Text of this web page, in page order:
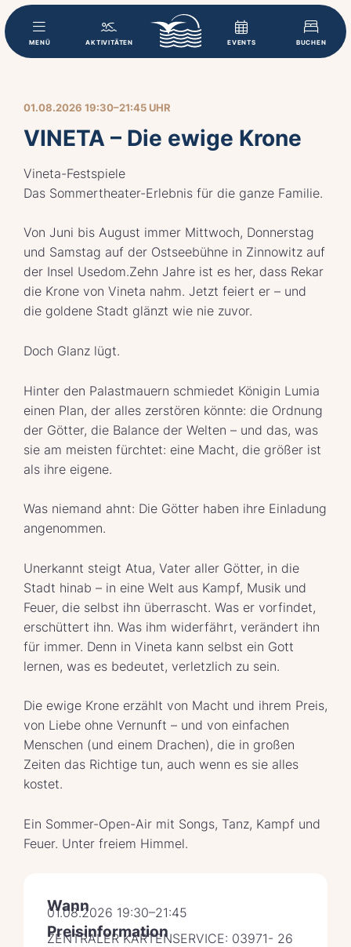
MENÜ AKTIVITÄTEN EVENTS BUCHEN
01.08.2026 19:30–21:45 UHR
VINETA – Die ewige Krone
Vineta-Festspiele
Das Sommertheater-Erlebnis für die ganze Familie.
Von Juni bis August immer Mittwoch, Donnerstag
und Samstag auf der Ostseebühne in Zinnowitz auf
der Insel Usedom.Zehn Jahre ist es her, dass Rekar
die Krone von Vineta nahm. Jetzt feiert er – und
die goldene Stadt glänzt wie nie zuvor.
Doch Glanz lügt.
Hinter den Palastmauern schmiedet Königin Lumia
einen Plan, der alles zerstören könnte: die Ordnung
der Götter, die Balance der Welten – und das, was
sie am meisten fürchtet: eine Macht, die größer ist
als ihre eigene.
Was niemand ahnt: Die Götter haben ihre Einladung
angenommen.
Unerkannt steigt Atua, Vater aller Götter, in die
Stadt hinab – in eine Welt aus Kampf, Musik und
Feuer, die selbst ihn überrascht. Was er vorfindet,
erschüttert ihn. Was ihm widerfährt, verändert ihn
für immer. Denn in Vineta kann selbst ein Gott
lernen, was es bedeutet, verletzlich zu sein.
Die ewige Krone erzählt von Macht und ihrem Preis,
von Liebe ohne Vernunft – und von einfachen
Menschen (und einem Drachen), die in großen
Zeiten das Richtige tun, auch wenn es sie alles
kostet.
Ein Sommer-Open-Air mit Songs, Tanz, Kampf und
Feuer. Unter freiem Himmel.
Wann
01.08.2026 19:30–21:45
Preisinformation
ZENTRALER KARTENSERVICE: 03971- 26